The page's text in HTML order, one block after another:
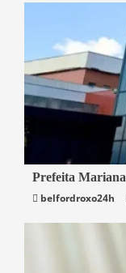
1 min read
Belford Roxo
Prefeita
belfordroxo24h